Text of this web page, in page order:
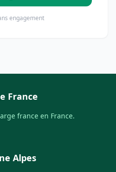
engagement
France
france en France.
Alpes